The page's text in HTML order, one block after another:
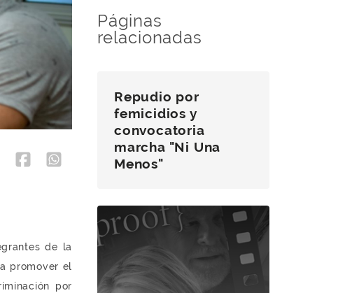
de la
promover el
por
Páginas
relacionadas
Repudio por
femicidios y
convocatoria
marcha "Ni Una
Menos"